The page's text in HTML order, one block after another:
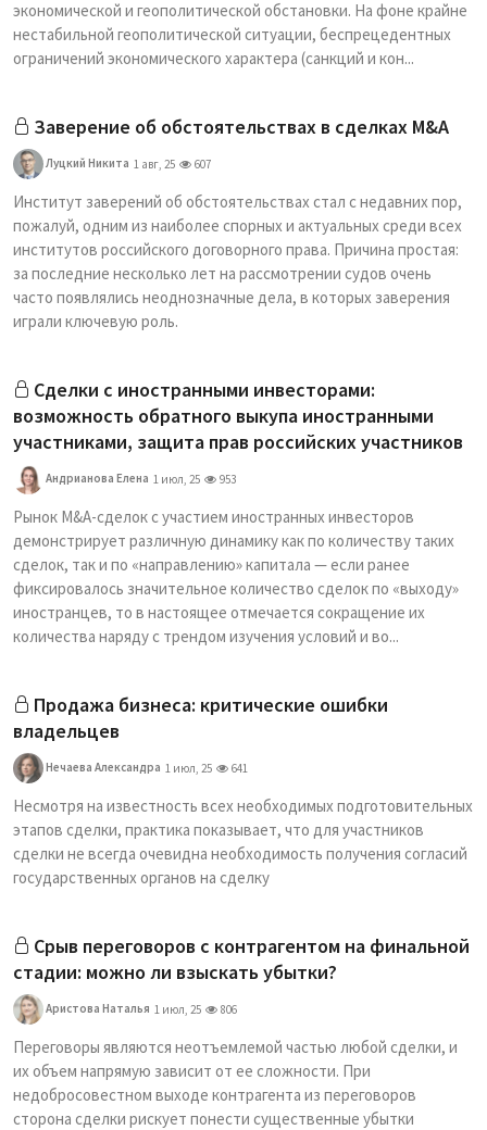
экономической и геополитической обстановки. На фоне крайне
нестабильной геополитической ситуации, беспрецедентных
ограничений экономического характера (санкций и кон...
Заверение об обстоятельствах в сделках M&A
Луцкий Никита 1 авг, 25 607
Институт заверений об обстоятельствах стал с недавних пор,
пожалуй, одним из наиболее спорных и актуальных среди всех
институтов российского договорного права. Причина простая:
за последние несколько лет на рассмотрении судов очень
часто появлялись неоднозначные дела, в которых заверения
играли ключевую роль.
Сделки с иностранными инвесторами:
возможность обратного выкупа иностранными
участниками, защита прав российских участников
Андрианова Елена 1 июл, 25 953
Рынок M&A-сделок с участием иностранных инвесторов
демонстрирует различную динамику как по количеству таких
сделок, так и по «направлению» капитала — если ранее
фиксировалось значительное количество сделок по «выходу»
иностранцев, то в настоящее отмечается сокращение их
количества наряду с трендом изучения условий и во...
Продажа бизнеса: критические ошибки
владельцев
Нечаева Александра 1 июл, 25 641
Несмотря на известность всех необходимых подготовительных
этапов сделки, практика показывает, что для участников
сделки не всегда очевидна необходимость получения согласий
государственных органов на сделку
Срыв переговоров с контрагентом на финальной
стадии: можно ли взыскать убытки?
Аристова Наталья 1 июл, 25 806
Переговоры являются неотъемлемой частью любой сделки, и
их объем напрямую зависит от ее сложности. При
недобросовестном выходе контрагента из переговоров
сторона сделки рискует понести существенные убытки